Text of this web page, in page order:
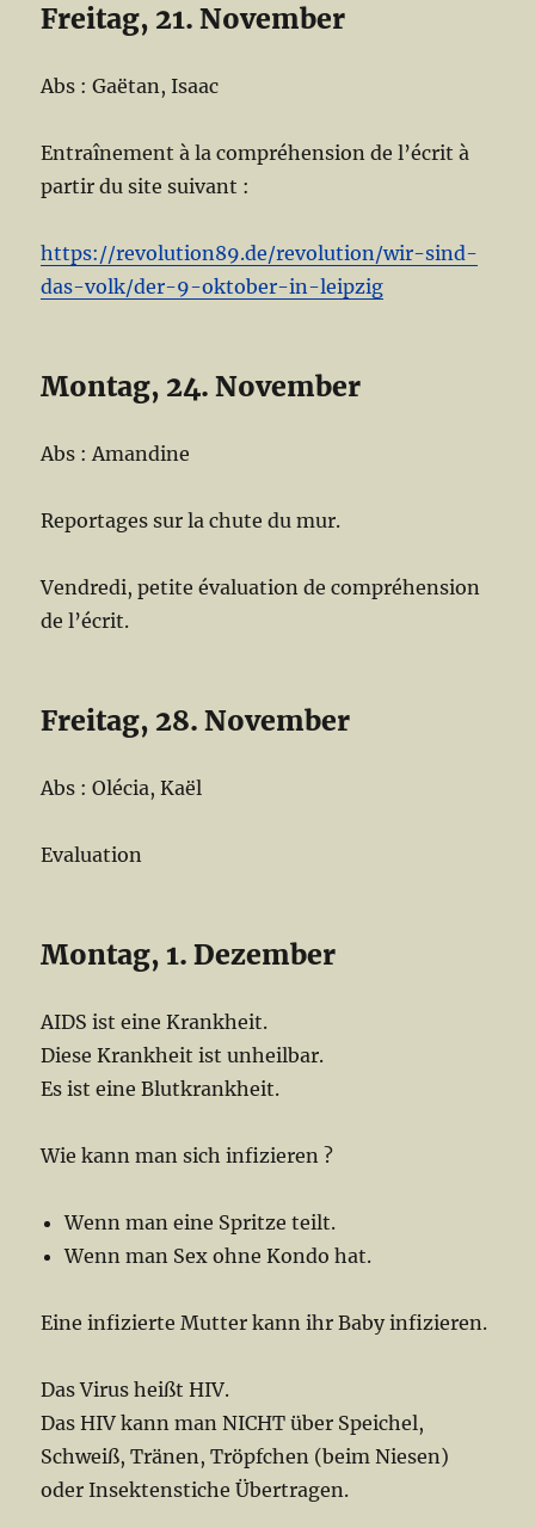
Freitag, 21. November
Abs : Gaëtan, Isaac
Entraînement à la compréhension de l’écrit à
partir du site suivant :
https://revolution89.de/revolution/wir-sind-
das-volk/der-9-oktober-in-leipzig
Montag, 24. November
Abs : Amandine
Reportages sur la chute du mur.
Vendredi, petite évaluation de compréhension
de l’écrit.
Freitag, 28. November
Abs : Olécia, Kaël
Evaluation
Montag, 1. Dezember
AIDS ist eine Krankheit.
Diese Krankheit ist unheilbar.
Es ist eine Blutkrankheit.
Wie kann man sich infizieren ?
Wenn man eine Spritze teilt.
Wenn man Sex ohne Kondo hat.
Eine infizierte Mutter kann ihr Baby infizieren.
Das Virus heißt HIV.
Das HIV kann man NICHT über Speichel,
Schweiß, Tränen, Tröpfchen (beim Niesen)
oder Insektenstiche Übertragen.